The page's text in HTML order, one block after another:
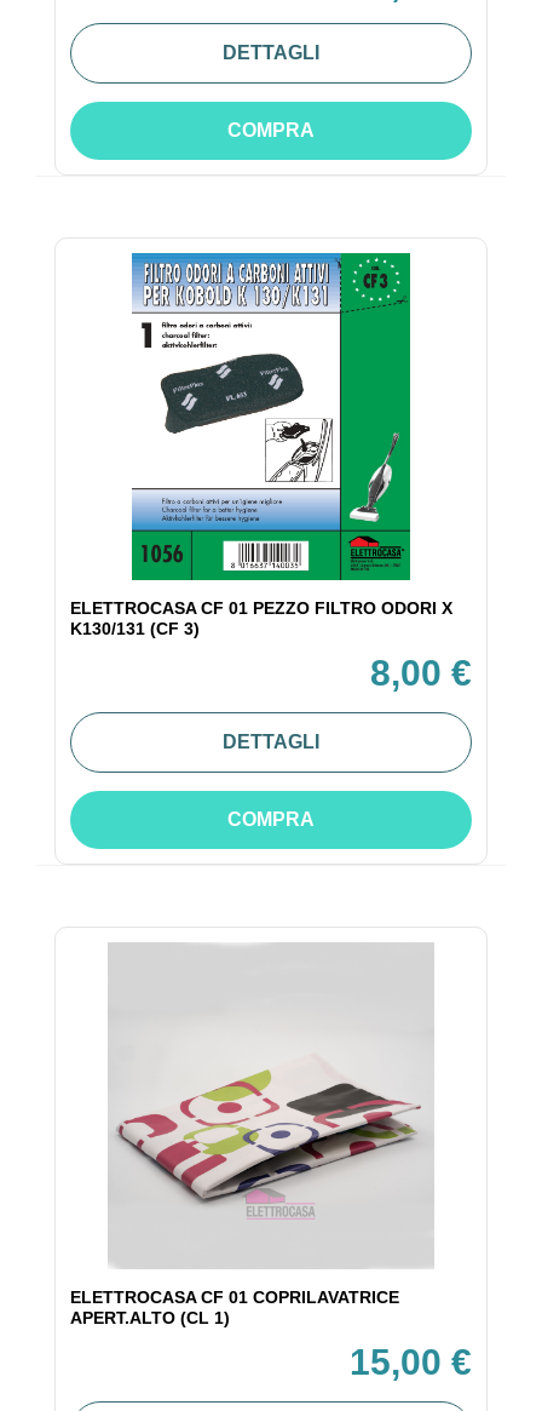
DETTAGLI
COMPRA
ELETTROCASA CF 01 PEZZO FILTRO ODORI X
K130/131 (CF 3)
8,00 €
DETTAGLI
COMPRA
ELETTROCASA CF 01 COPRILAVATRICE
APERT.ALTO (CL 1)
15,00 €